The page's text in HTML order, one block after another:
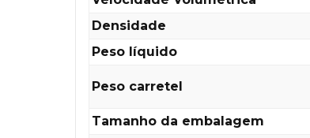
Densidade
Peso líquido
Peso carretel
Tamanho da embalagem